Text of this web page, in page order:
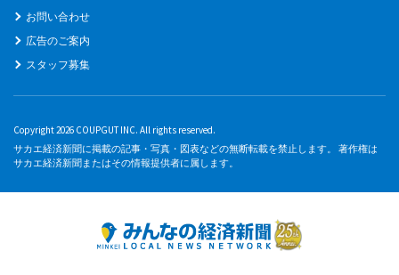
お問い合わせ
広告のご案内
スタッフ募集
Copyright 2026 COUPGUT INC. All rights reserved.
サカエ経済新聞に掲載の記事・写真・図表などの無断転載を禁止します。 著作権は
サカエ経済新聞またはその情報提供者に属します。